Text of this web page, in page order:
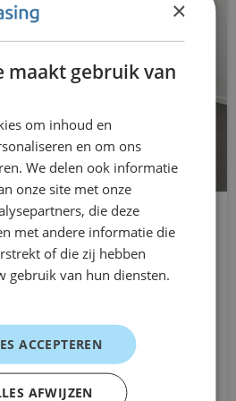
ritten
— perfect voor de stad.”
te parkeren.”
voor dagelijks
onderdeel van
uit van Eurocars Mobility, een
dan 15 jaar ervaring in
btw
×
maakt gebruik van
om inhoud en
en om ons
We delen ook informatie
onze site met onze
die deze
met andere informatie die
of die zij hebben
gebruik van hun diensten.
ACCEPTEREN
AFWIJZEN